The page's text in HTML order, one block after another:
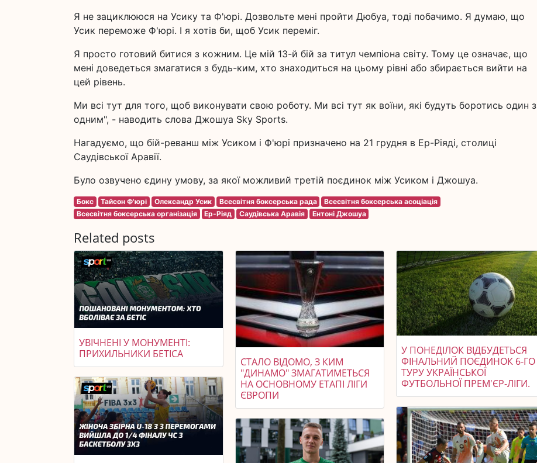
Я не зациклююся на Усику та Ф'юрі. Дозвольте мені пройти Дюбуа, тоді побачимо. Я думаю, що
Усик переможе Ф'юрі. І я хотів би, щоб Усик переміг.
Я просто готовий битися з кожним. Це мій 13-й бій за титул чемпіона світу. Тому це означає, що
мені доведеться змагатися з будь-ким, хто знаходиться на цьому рівні або збирається вийти на
цей рівень.
Ми всі тут для того, щоб виконувати свою роботу. Ми всі тут як воїни, які будуть боротись один з
одним", - наводить слова Джошуа Sky Sports.
Нагадуємо, що бій-реванш між Усиком і Ф'юрі призначено на 21 грудня в Ер-Ріяді, столиці
Саудівської Аравії.
Було озвучено єдину умову, за якої можливий третій поєдинок між Усиком і Джошуа.
Бокс Тайсон Ф'юрі Олександр Усик Всесвітня боксерська рада
Всесвітня боксерська асоціація
Всесвітня боксерська організація
Ер-Ріяд Саудівська Аравія Ентоні Джошуа
Related posts
УВІЧНЕНІ У МОНУМЕНТІ:
ПРИХИЛЬНИКИ БЕТІСА
СТАЛО ВІДОМО, З КИМ
"ДИНАМО" ЗМАГАТИМЕТЬСЯ
НА ОСНОВНОМУ ЕТАПІ ЛІГИ
ЄВРОПИ
У ПОНЕДІЛОК ВІДБУДЕТЬСЯ
ФІНАЛЬНИЙ ПОЄДИНОК 6-ГО
ТУРУ УКРАЇНСЬКОЇ
ФУТБОЛЬНОЇ ПРЕМ'ЄР-ЛІГИ.